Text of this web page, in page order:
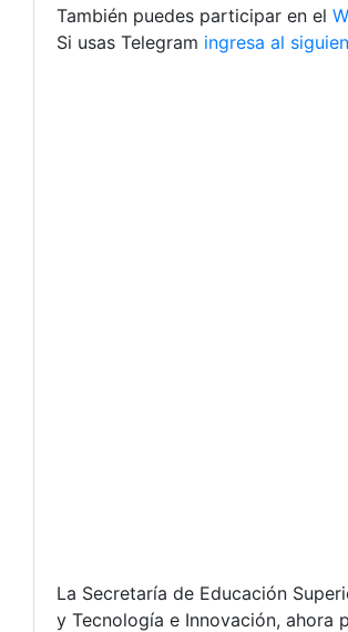
También puedes participar en el
Si usas Telegram ingresa al
La Secretaría de Educación
y Tecnología e Innovación, ahora